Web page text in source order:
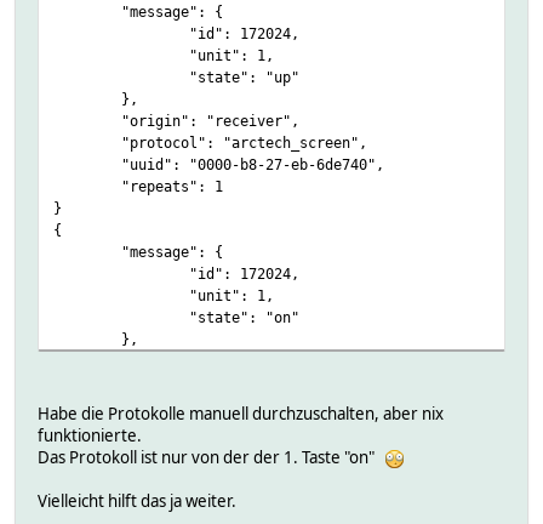
"message": {
"id": 172024,
"unit": 1,
"state": "up"
},
"origin": "receiver",
"protocol": "arctech_screen",
"uuid": "0000-b8-27-eb-6de740",
"repeats": 1
}
{
"message": {
"id": 172024,
"unit": 1,
"state": "on"
},
"uuid": "0000-b8-27-eb-6de740",
"repeats": 1
}
{
"message": {
"id": 172024,
Habe die Protokolle manuell durchzuschalten, aber nix
funktionierte.
Das Protokoll ist nur von der der 1. Taste "on"
Vielleicht hilft das ja weiter.